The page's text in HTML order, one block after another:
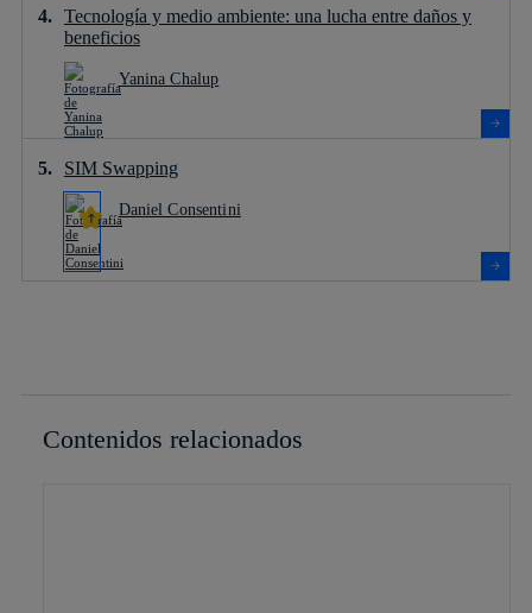
Tecnología y medio ambiente: una lucha entre daños y
beneficios
Yanina Chalup
SIM Swapping
Daniel Consentini
Contenidos relacionados